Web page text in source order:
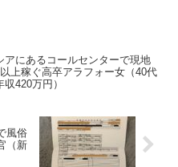
アにあるコールセンターで現地
上稼ぐ高卒アラフォー女（40代
420万円）
風俗
（新